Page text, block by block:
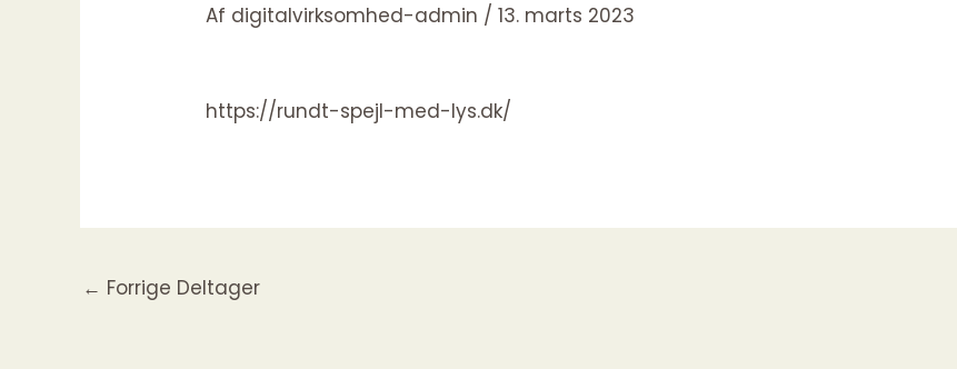
Af digitalvirksomhed-admin /13. marts 2023
https://rundt-spejl-med-lys.dk/
← Forrige Deltager